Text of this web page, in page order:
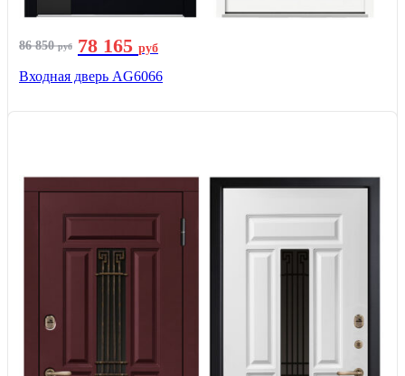
86 850руб 78 165 руб
Входная дверь AG6066